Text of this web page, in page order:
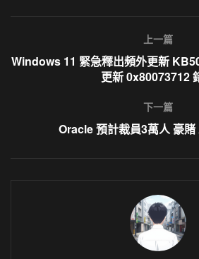
上一篇
Windows 11 緊急釋出頻外更新
更新 0x80073712
下一篇
Oracle 預計裁員3萬人 豪